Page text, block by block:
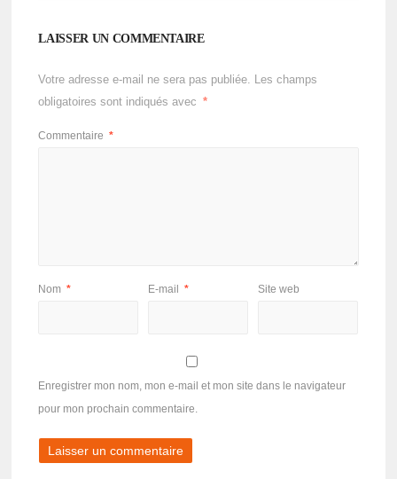
LAISSER UN COMMENTAIRE
Votre adresse e-mail ne sera pas publiée.
Les champs
obligatoires sont indiqués avec
*
Commentaire *
Nom * E-mail * Site web
Enregistrer mon nom, mon e-mail et mon site dans le navigateur
pour mon prochain commentaire.